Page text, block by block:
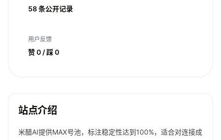
58 条公开记录
用户反馈
赞 0 / 踩 0
站点介绍
米醋AI提供MAX号池，标注稳定性达到100%，适合对连接成